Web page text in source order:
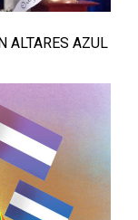
ALTARES AZUL